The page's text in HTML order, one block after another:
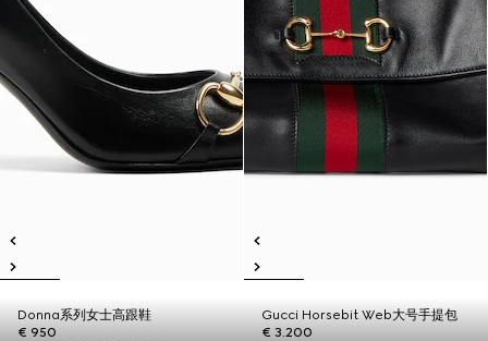
Donna系列女士高跟鞋
€ 950
Gucci Horsebit Web大号手提包
€ 3.200